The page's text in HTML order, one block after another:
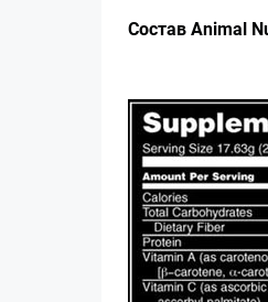
Состав Animal